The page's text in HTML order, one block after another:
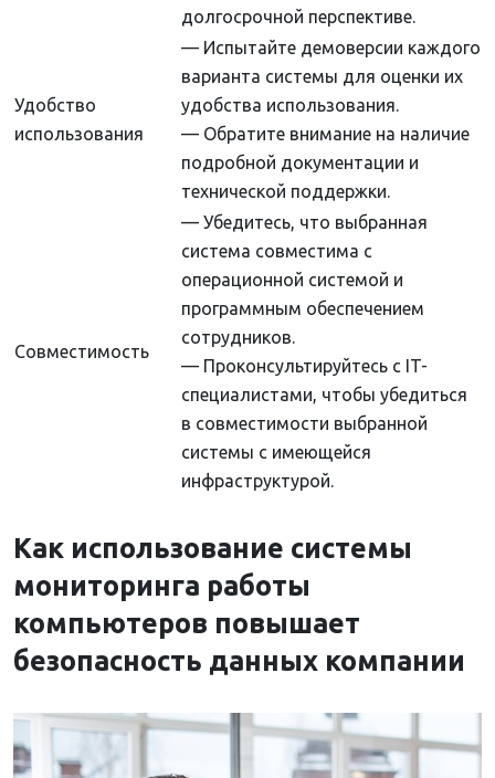
долгосрочной перспективе.
Удобство
использования
— Испытайте демоверсии каждого
варианта системы для оценки их
удобства использования.
— Обратите внимание на наличие
подробной документации и
технической поддержки.
Совместимость
— Убедитесь, что выбранная
система совместима с
операционной системой и
программным обеспечением
сотрудников.
— Проконсультируйтесь с IT-
специалистами, чтобы убедиться
в совместимости выбранной
системы с имеющейся
инфраструктурой.
Как использование системы
мониторинга работы
компьютеров повышает
безопасность данных компании